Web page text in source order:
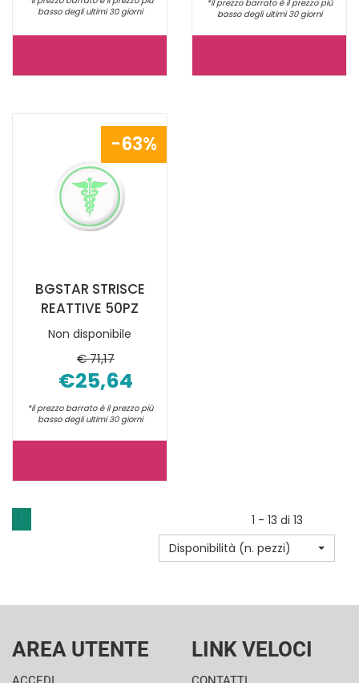
basso degli ultimi 30 giorni
25PZ NON
DISPONIBILE
*il prezzo barrato è il prezzo più
basso degli ultimi 30 giorni
BGSTAR STRISCE
REATTIVE 50PZ
Non disponibile
63%
€ 71,17
€25,64
*il prezzo barrato è il prezzo più
basso degli ultimi 30 giorni
50PZ NON
1
1 - 13 di 13
Disponibilità (n. pezzi)
AREA UTENTE LINK VELOCI